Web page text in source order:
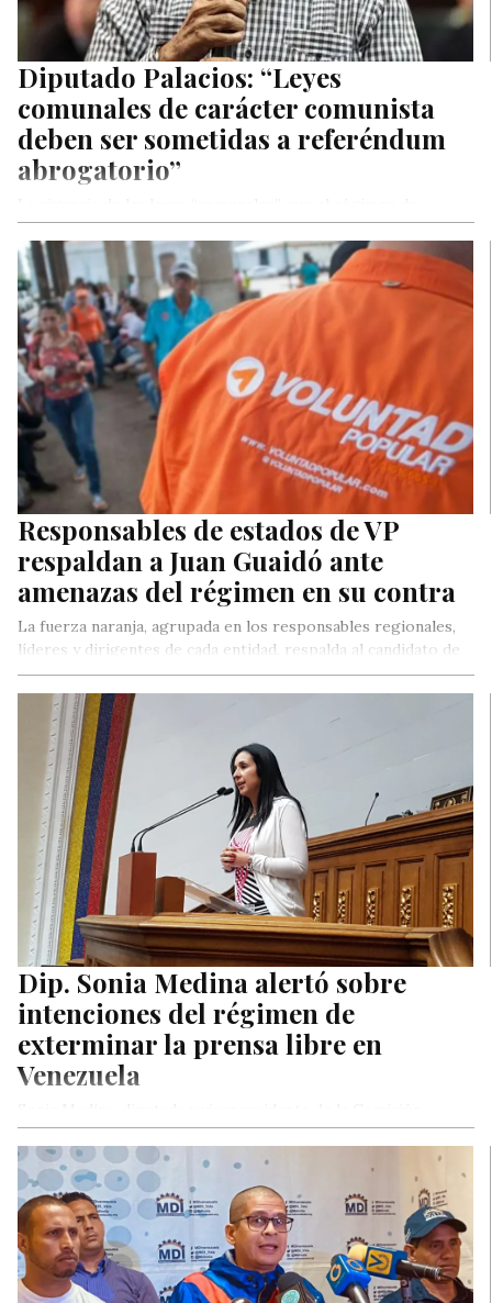
Diputado Palacios: “Leyes
comunales de carácter comunista
deben ser sometidas a referéndum
abrogatorio”
Nicolás Maduro pretende imponer por mecanismos
inconstitucionales, para terminar de…
Responsables de estados de VP
respaldan a Juan Guaidó ante
amenazas del régimen en su contra
La fuerza naranja, agrupada en los responsables regionales,
líderes y dirigentes de cada entidad, respalda al candidato de
Voluntad Popular…
Dip. Sonia Medina alertó sobre
intenciones del régimen de
exterminar la prensa libre en
Venezuela
Permanente de Medios de Comunicación de la legítima
Asamblea Nacional, alertó sobre…